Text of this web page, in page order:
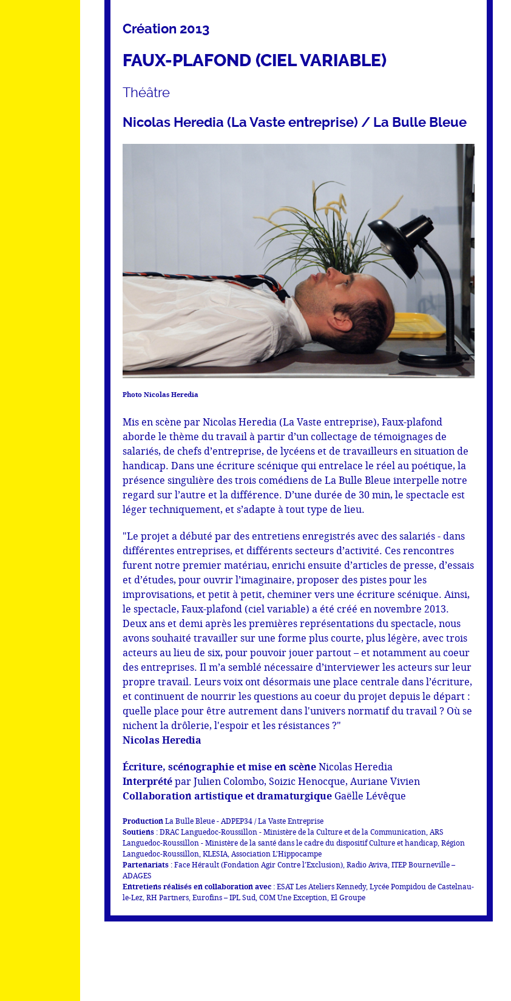
Création 2013
FAUX-PLAFOND (CIEL VARIABLE)
Théâtre
Nicolas Heredia (La Vaste entreprise) / La Bulle Bleue
Photo Nicolas Heredia
Mis en scène par Nicolas Heredia (La Vaste entreprise), Faux-plafond
aborde le thème du travail à partir d’un collectage de témoignages de
salariés, de chefs d’entreprise, de lycéens et de travailleurs en situation de
handicap. Dans une écriture scénique qui entrelace le réel au poétique, la
présence singulière des trois comédiens de La Bulle Bleue interpelle notre
regard sur l’autre et la différence. D’une durée de 30 min, le spectacle est
léger techniquement, et s’adapte à tout type de lieu.
"Le projet a débuté par des entretiens enregistrés avec des salariés - dans
différentes entreprises, et différents secteurs d’activité. Ces rencontres
furent notre premier matériau, enrichi ensuite d’articles de presse, d’essais
et d’études, pour ouvrir l’imaginaire, proposer des pistes pour les
improvisations, et petit à petit, cheminer vers une écriture scénique. Ainsi,
le spectacle, Faux-plafond (ciel variable) a été créé en novembre 2013.
Deux ans et demi après les premières représentations du spectacle, nous
avons souhaité travailler sur une forme plus courte, plus légère, avec trois
acteurs au lieu de six, pour pouvoir jouer partout – et notamment au coeur
des entreprises. Il m’a semblé nécessaire d’interviewer les acteurs sur leur
propre travail. Leurs voix ont désormais une place centrale dans l’écriture,
et continuent de nourrir les questions au coeur du projet depuis le départ :
quelle place pour être autrement dans l'univers normatif du travail ? Où se
nichent la drôlerie, l'espoir et les résistances ?"
Nicolas Heredia
Écriture, scénographie et mise en scène Nicolas Heredia
Interprété par Julien Colombo, Soizic Henocque, Auriane Vivien
Collaboration artistique et dramaturgique Gaëlle Lévêque
Production La Bulle Bleue - ADPEP34 / La Vaste Entreprise
Soutiens : DRAC Languedoc-Roussillon - Ministère de la Culture et de la Communication, ARS
Languedoc-Roussillon - Ministère de la santé dans le cadre du dispositif Culture et handicap, Région
Languedoc-Roussillon, KLESIA, Association L'Hippocampe
Partenariats : Face Hérault (Fondation Agir Contre l’Exclusion), Radio Aviva, ITEP Bourneville –
ADAGES
Entretiens réalisés en collaboration avec : ESAT Les Ateliers Kennedy, Lycée Pompidou de Castelnau-
le-Lez, RH Partners, Eurofins – IPL Sud, COM Une Exception, El Groupe